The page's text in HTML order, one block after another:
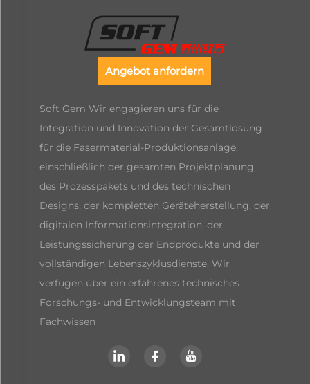
Angebot anfordern
Soft Gem Wir engagieren uns für die
Integration und Innovation der Gesamtlösung
für die Fasermaterial-Produktionsanlage,
einschließlich der gesamten Projektplanung,
des Prozesspakets und des technischen
Designs, der kompletten Geräteherstellung, der
digitalen Informationsintegration, der
Leistungssicherung der Endprodukte und der
vollständigen Lebenszyklusdienste. Wir
verfügen über ein erfahrenes technisches
Forschungs- und Entwicklungsteam mit
Fachwissen